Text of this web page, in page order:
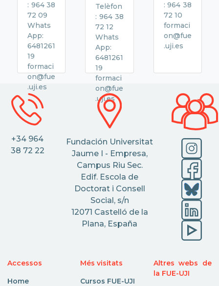
: 964 38
72 09
Whats
App:
6481261
19
formaci
on@fue
.uji.es
Telèfon
: 964 38
72 12
Whats
App:
6481261
19
formaci
on@fue
.uji.es
: 964 38
72 10
formaci
on@fue
.uji.es
+34 964
38 72 22
Fundación Universitat
Jaume I - Empresa,
Campus Riu Sec.
Edif. Escola de
Doctorat i Consell
Social, s/n
12071 Castelló de la
Plana, España
Accessos
Home
Més visitats
Cursos FUE-UJI
Altres webs de
la FUE-UJI